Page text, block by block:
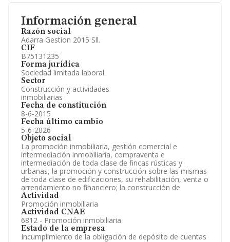
Información general
Razón social
Adarra Gestion 2015 Sll.
CIF
B75131235
Forma jurídica
Sociedad limitada laboral
Sector
Construcción y actividades
inmobiliarias
Fecha de constitución
8-6-2015
Fecha último cambio
5-6-2026
Objeto social
La promoción inmobiliaria, gestión comercial e
intermediación inmobiliaria, compraventa e
intermediación de toda clase de fincas rústicas y
urbanas, la promoción y construcción sobre las mismas
de toda clase de edificaciones, su rehabilitación, venta o
arrendamiento no financiero; la construcción de
Actividad
Promoción inmobiliaria
Actividad CNAE
6812 - Promoción inmobiliaria
Estado de la empresa
Incumplimiento de la obligación de depósito de cuentas